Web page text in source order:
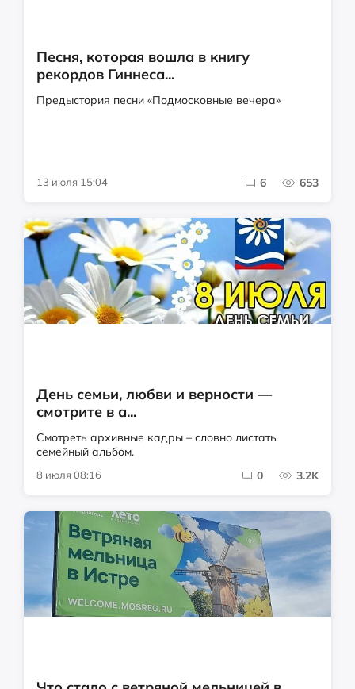
Песня, которая вошла в книгу
рекордов Гиннеса...
Предыстория песни «Подмосковные вечера»
13 июля 15:04 6 653
День семьи, любви и верности —
смотрите в а...
Смотреть архивные кадры – словно листать
семейный альбом.
8 июля 08:16 0 3.2K